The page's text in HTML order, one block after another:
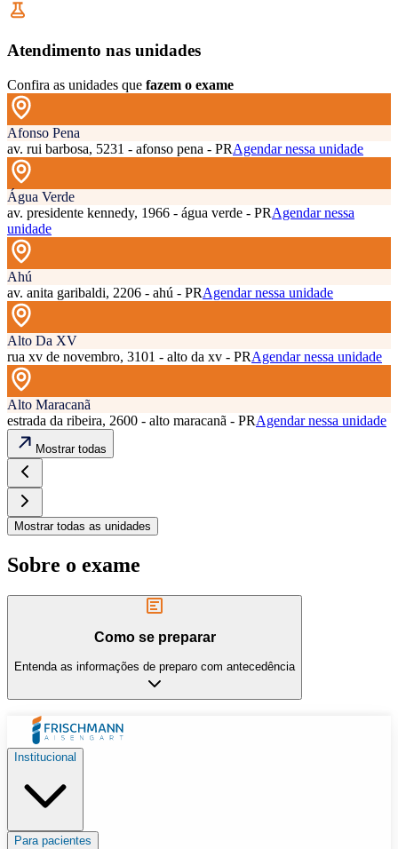
Atendimento nas unidades
Confira as unidades que fazem o exame
Afonso Pena
av. rui barbosa, 5231 - afonso pena - PRAgendar nessa unidade
Água Verde
av. presidente kennedy, 1966 - água verde - PRAgendar nessa
unidade
Ahú
av. anita garibaldi, 2206 - ahú - PRAgendar nessa unidade
Alto Da XV
rua xv de novembro, 3101 - alto da xv - PRAgendar nessa unidade
Alto Maracanã
estrada da ribeira, 2600 - alto maracanã - PRAgendar nessa unidade
Mostrar todas
Mostrar todas as unidades
Sobre o exame
Como se preparar
Entenda as informações de preparo com antecedência
Institucional
Para pacientes